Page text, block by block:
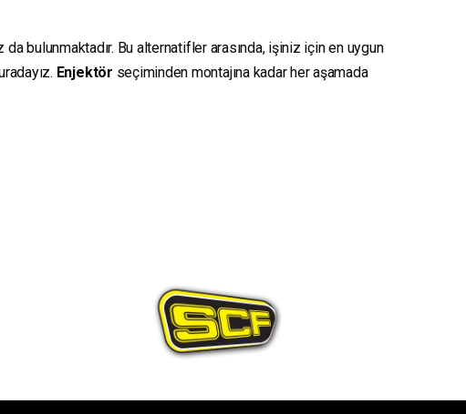
da bulunmaktadır. Bu alternatifler arasında, işiniz için en uygun
Enjektör seçiminden montajına kadar her aşamada